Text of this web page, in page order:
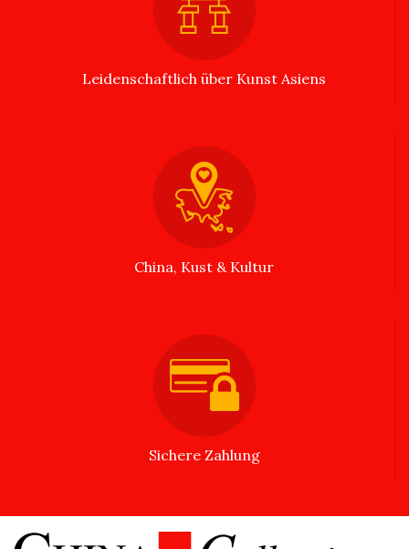
Leidenschaftlich über Kunst Asiens
China, Kust & Kultur
Sichere Zahlung